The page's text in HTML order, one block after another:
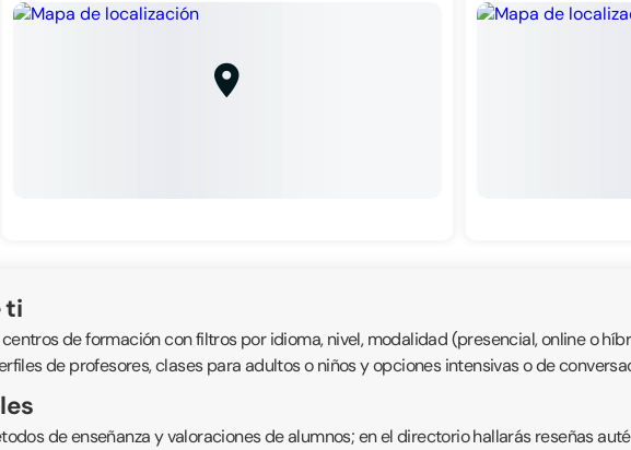
ti
de formación con filtros por idioma, nivel, modalidad (presencial, online o
de profesores, clases para adultos o niños y opciones intensivas o de
de enseñanza y valoraciones de alumnos; en el directorio hallarás reseñas